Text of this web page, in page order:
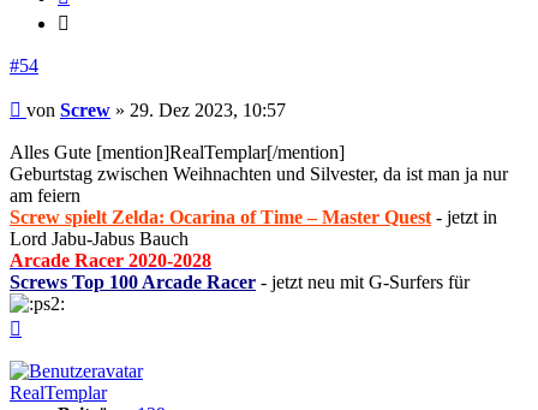
#54
Beitrag
von Screw » 29. Dez 2023, 10:57
Alles Gute [mention]RealTemplar[/mention]
Geburtstag zwischen Weihnachten und Silvester, da ist man ja nur
am feiern
Screw spielt Zelda: Ocarina of Time – Master Quest - jetzt in
Lord Jabu-Jabus Bauch
Arcade Racer 2020-2028
Screws Top 100 Arcade Racer - jetzt neu mit G-Surfers für
RealTemplar